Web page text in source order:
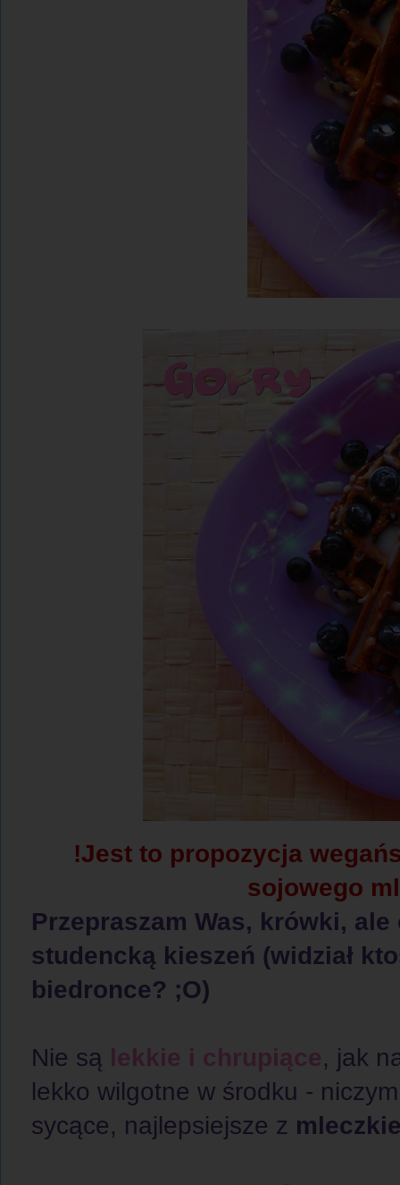
!Jest to propozycja
sojowego
Przepraszam Was, krówki,
studencką kieszeń (widział
biedronce? ;O)
Nie są lekkie i chrupiące, jak
lekko wilgotne w środku -
sycące, najlepsiejsze z